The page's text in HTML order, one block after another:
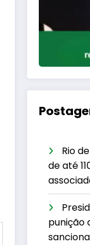
Rio
de até
punição